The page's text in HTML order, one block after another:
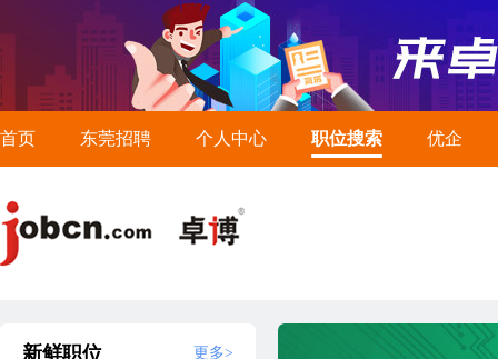
首页 东莞招聘 个人中心 职位搜索 优企
新鲜职位 更多>